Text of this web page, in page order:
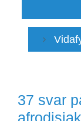
37 svar